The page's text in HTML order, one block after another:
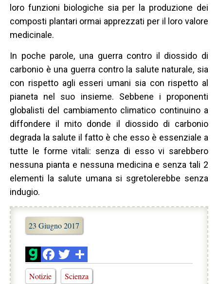
loro funzioni biologiche sia per la produzione dei
composti plantari ormai apprezzati per il loro valore
medicinale.
In poche parole, una guerra contro il diossido di
carbonio è una guerra contro la salute naturale, sia
con rispetto agli esseri umani sia con rispetto al
pianeta nel suo insieme. Sebbene i proponenti
globalisti del cambiamento climatico continuino a
diffondere il mito donde il diossido di carbonio
degrada la salute il fatto è che esso è essenziale a
tutte le forme vitali: senza di esso vi sarebbero
nessuna pianta e nessuna medicina e senza tali 2
elementi la salute umana si sgretolerebbe senza
indugio.
23 Giugno 2017
Notizie Scienza